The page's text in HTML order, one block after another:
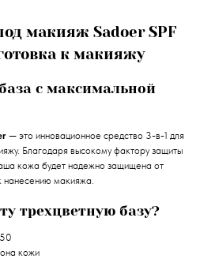
макияж Sadoer SPF
к макияжу
с максимальной
— это инновационное средство 3-в-1 для
Благодаря высокому фактору защиты
кожа будет надежно защищена от
нанесению макияжа.
трехцветную базу?
кожи